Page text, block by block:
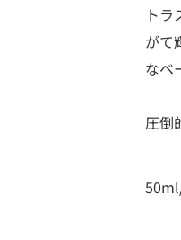
ト
がて
なベ
圧倒